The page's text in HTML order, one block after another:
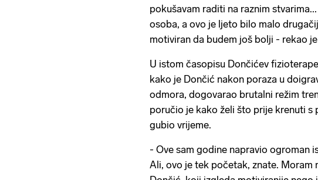
pokušavam raditi na raznim
osoba, a ovo je ljeto bilo malo
motiviran da budem još bolji - rekao
U istom časopisu Dončićev
kako je Dončić nakon poraza u
odmora, dogovarao brutalni režim
poručio je kako želi što prije krenuti s
gubio vrijeme.
- Ove sam godine napravio ogroman
Ali, ovo je tek početak, znate. Moram